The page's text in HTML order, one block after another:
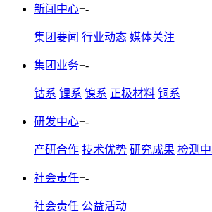
新闻中心+-
集团要闻 行业动态 媒体关注
集团业务+-
钴系 锂系 镍系 正极材料 铜系
研发中心+-
产研合作 技术优势 研究成果 检测
社会责任+-
社会责任 公益活动